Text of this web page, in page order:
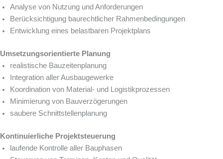
Analyse von Nutzung und Anforderungen
Berücksichtigung baurechtlicher Rahmenbedingungen
Entwicklung eines belastbaren Projektplans
Umsetzungsorientierte Planung
realistische Bauzeitenplanung
Integration aller Ausbaugewerke
Koordination von Material- und Logistikprozessen
Minimierung von Bauverzögerungen
saubere Schnittstellenplanung
Kontinuierliche Projektsteuerung
laufende Kontrolle aller Bauphasen